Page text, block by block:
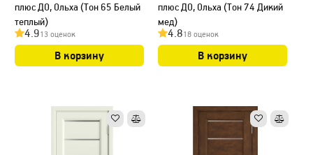
плюс ДО, Ольха (Тон 65 Белый
теплый)
4.913 оценок
В корзину
плюс ДО, Ольха (Тон 74 Дикий
мед)
4.818 оценок
В корзину